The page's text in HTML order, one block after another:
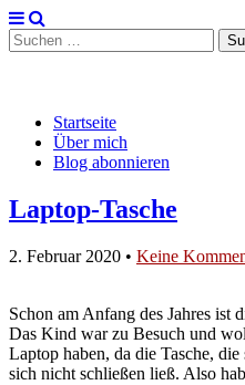
Suchen
nach:
Main
menu
Skip
content
Startseite
Über mich
Blog abonnieren
Laptop-Tasche
2. Februar 2020 • Keine
Schon am Anfang des Jahres ist
Das Kind war zu Besuch und
Laptop haben, da die Tasche,
sich nicht schließen ließ. Also